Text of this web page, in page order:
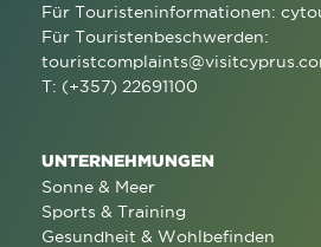
Für Touristeninformationen:
Für Touristenbeschwerden:
T: (+357) 22691100
UNTERNEHMUNGEN
Sonne & Meer
Sports & Training
Gesundheit & Wohlbefinden